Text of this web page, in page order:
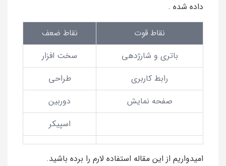
داده شده .
نقاط قوت
نقاط ضعف
باتری و شارژدهی
سخت افزار
رابط کاربری
طراحی
صفحه نمایش
دوربین
اسپیکر
امیدواریم از این مقاله استفاده لارم را برده باشید.